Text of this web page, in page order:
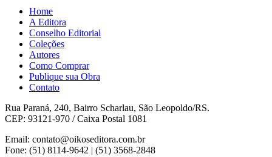
Home
A Editora
Conselho Editorial
Coleções
Autores
Como Comprar
Publique sua Obra
Contato
Rua Paraná, 240, Bairro Scharlau, São Leopoldo/RS.
CEP: 93121-970 / Caixa Postal 1081
Email: contato@oikoseditora.com.br
Fone: (51) 8114-9642 | (51) 3568-2848